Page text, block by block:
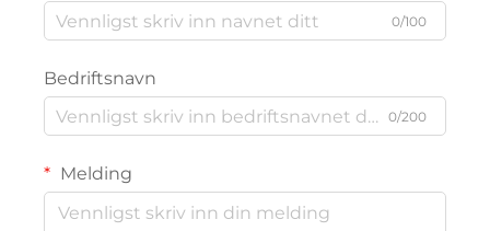
0/100
Bedriftsnavn
0/200
Melding